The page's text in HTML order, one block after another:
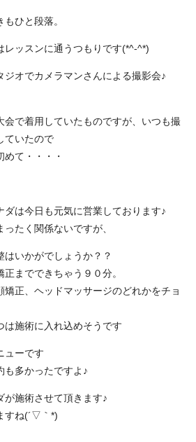
ひと段落。
レッスンに通うつもりです(*^-^*)
ジオでカメラマンさんによる撮影会♪
会で着用していたものですが、いつも撮
ていたので
めて・・・・
ダは今日も元気に営業しております♪
たく関係ないですが、
いかがでしょうか？？
までできちゃう９０分。
正、ヘッドマッサージのどれかをチョ
施術に入れ込めそうです
ューです
も多かったですよ♪
が施術させて頂きます♪
すね(´▽｀*)